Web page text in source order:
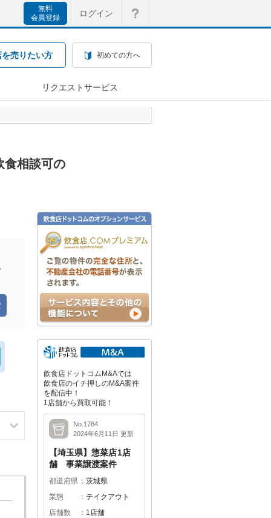
無料
会員登録
ログイン
を売りたい方 初めての方へ
リクエストサービス
食相談可の
飲食店ドットコムM&Aでは
飲食店のイチ押しのM&A案件
を配信中！
1店舗から買取可能！
No.1784
2024年6月11日 更新
【埼玉県】惣菜店1店
舗 事業譲渡案件
都道府県
茨城県
業態
テイクアウト
店舗数
1店舗